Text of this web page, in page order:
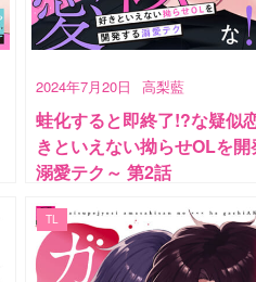
2024年7月20日 高梨藍
蛙化すると即終了!?な疑似
きといえない拗らせOLを開
溺愛テク～ 第2話
TL